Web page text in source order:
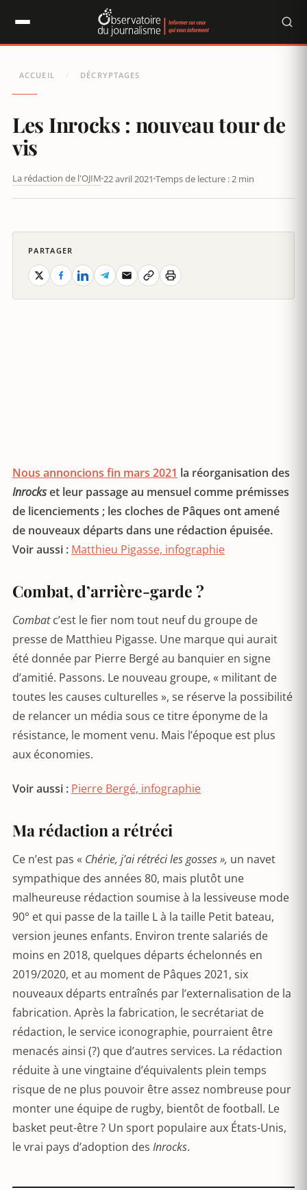
ACCUEIL / DÉCRYPTAGES
Les Inrocks : nouveau tour de
vis
La rédaction de l'OJIM 22 avril 2021 Temps de lecture : 2 min
Nous annoncions fin mars 2021 la réorganisation des
Inrockset leur passage au mensuel comme prémisses
de licenciements ; les cloches de Pâques ont amené
de nouveaux départs dans une rédaction épuisée.
Voir aussi : Matthieu Pigasse, infographie
Combat, d’arrière-garde ?
Combatc’est le fier nom tout neuf du groupe de
presse de Matthieu Pigasse. Une marque qui aurait
été donnée par Pierre Bergé au banquier en signe
d’amitié. Passons. Le nouveau groupe, « militant de
toutes les causes culturelles », se réserve la possibilité
de relancer un média sous ce titre éponyme de la
résistance, le moment venu. Mais l’époque est plus
aux économies.
Voir aussi : Pierre Bergé, infographie
Ma rédaction a rétréci
Ce n’est pas « Chérie, j’ai rétréci les gosses », un navet
sympathique des années 80, mais plutôt une
malheureuse rédaction soumise à la lessiveuse mode
90° et qui passe de la taille L à la taille Petit bateau,
version jeunes enfants. Environ trente salariés de
moins en 2018, quelques départs échelonnés en
2019/2020, et au moment de Pâques 2021, six
nouveaux départs entraînés par l’externalisation de la
fabrication. Après la fabrication, le secrétariat de
rédaction, le service iconographie, pourraient être
menacés ainsi (?) que d’autres services. La rédaction
réduite à une vingtaine d’équivalents plein temps
risque de ne plus pouvoir être assez nombreuse pour
monter une équipe de rugby, bientôt de football. Le
basket peut-être ? Un sport populaire aux États-Unis,
le vrai pays d’adoption des Inrocks.
PARTAGER
Panneau de gestion des cookies